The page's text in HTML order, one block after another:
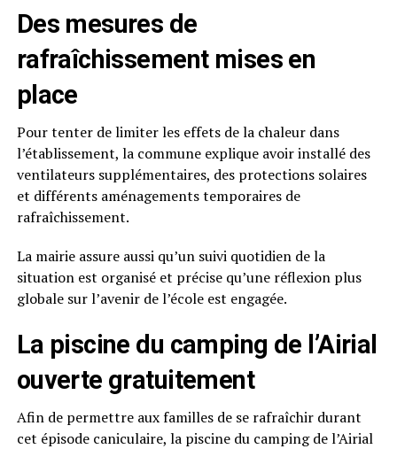
Des mesures de
rafraîchissement mises en
place
Pour tenter de limiter les effets de la chaleur dans
l’établissement, la commune explique avoir installé des
ventilateurs supplémentaires, des protections solaires
et différents aménagements temporaires de
rafraîchissement.
La mairie assure aussi qu’un suivi quotidien de la
situation est organisé et précise qu’une réflexion plus
globale sur l’avenir de l’école est engagée.
La piscine du camping de l’Airial
ouverte gratuitement
Afin de permettre aux familles de se rafraîchir durant
cet épisode caniculaire, la piscine du camping de l’Airial